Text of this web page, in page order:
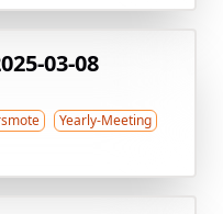
03-08
Yearly-Meeting